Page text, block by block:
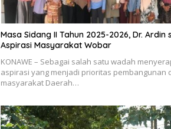
Masa Sidang II Tahun 2025-2026, Dr. Ardin
Aspirasi Masyarakat Wobar
KONAWE – Sebagai salah satu wadah
aspirasi yang menjadi prioritas pembangunan
masyarakat Daerah…